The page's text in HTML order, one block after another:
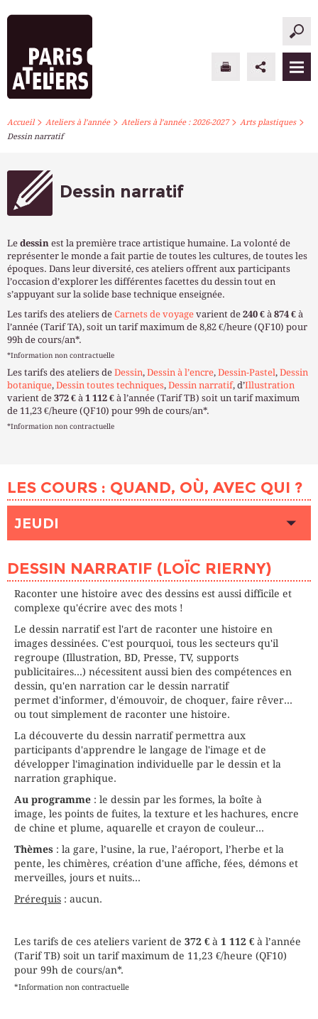
PARIS ATELIERS
ATELIERS À L’ANNÉE
INFOS PRATIQUES
S’INSCRIRE
Accueil> Ateliers à l’année> Ateliers à l’année : 2026-2027> Arts plastiques>
Dessin narratif
Dessin narratif
Le dessin est la première trace artistique humaine. La volonté de
représenter le monde a fait partie de toutes les cultures, de toutes les
époques. Dans leur diversité, ces ateliers offrent aux participants
l’occasion d’explorer les différentes facettes du dessin tout en
s’appuyant sur la solide base technique enseignée.
Les tarifs des ateliers de Carnets de voyage varient de 240 € à 874 € à
l’année (Tarif TA), soit un tarif maximum de 8,82 €/heure (QF10) pour
99h de cours/an*.
*Information non contractuelle
Les tarifs des ateliers de Dessin, Dessin à l’encre, Dessin-Pastel, Dessin
botanique, Dessin toutes techniques, Dessin narratif, d’Illustration
varient de 372 € à 1 112 € à l’année (Tarif TB) soit un tarif maximum
de 11,23 €/heure (QF10) pour 99h de cours/an*.
*Information non contractuelle
LES COURS : QUAND, OÙ, AVEC QUI ?
JEUDI
LIEU VAUGIRARD (Paris 6ème)
INTERVENANT (E)
PLACES DISPONIBLES
HEURE 19h30 - 22h30
LIEU VAUGIRARD (Paris 6ème)
INTERVENANT (E) RIERNY Loïc
PLACES DISPONIBLES Complet
DESSIN NARRATIF (LOÏC RIERNY)
Raconter une histoire avec des dessins est aussi difficile et
complexe qu'écrire avec des mots !
Le dessin narratif est l'art de raconter une histoire en
images dessinées. C'est pourquoi, tous les secteurs qu'il
regroupe (Illustration, BD, Presse, TV, supports
publicitaires...) nécessitent aussi bien des compétences en
dessin, qu'en narration car le dessin narratif
permet d'informer, d'émouvoir, de choquer, faire rêver...
ou tout simplement de raconter une histoire.
La découverte du dessin narratif permettra aux
participants d'apprendre le langage de l'image et de
développer l'imagination individuelle par le dessin et la
narration graphique.
Au programme : le dessin par les formes, la boîte à
image, les points de fuites, la texture et les hachures, encre
de chine et plume, aquarelle et crayon de couleur...
Thèmes : la gare, l’usine, la rue, l’aéroport, l’herbe et la
pente, les chimères, création d'une affiche, fées, démons et
merveilles, jours et nuits...
Prérequis : aucun.
Les tarifs de ces ateliers varient de 372 € à 1 112 € à l’année
(Tarif TB) soit un tarif maximum de 11,23 €/heure (QF10)
pour 99h de cours/an*.
*Information non contractuelle